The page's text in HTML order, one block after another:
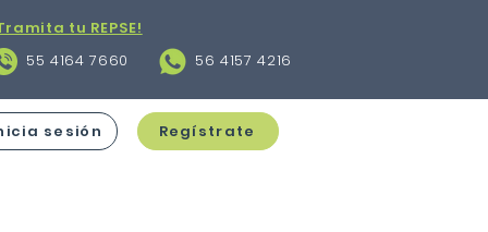
tu REPSE!
55 4164 7660
56 4157 4216
sesión Regístrate